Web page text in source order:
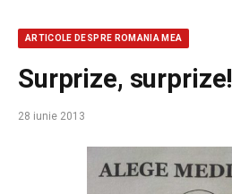
ARTICOLE DESPRE ROMANIA MEA
Surprize, surprize!
28 iunie 2013